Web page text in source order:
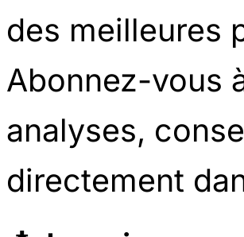
des meilleures
Abonnez-vous
analyses,
directement